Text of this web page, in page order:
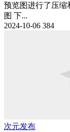
预览图进行了压缩
图 下...
2024-10-06 384
次元发布